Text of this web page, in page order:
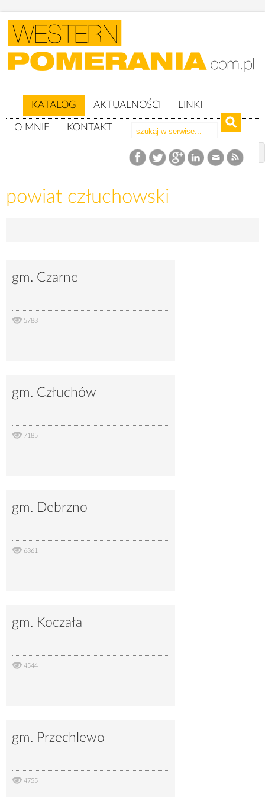
KATALOG AKTUALNOŚCI LINKI
O MNIE KONTAKT
Katalog woj. pomorskie
powiat człuchowski
gm. Czarne
5783
gm. Człuchów
7185
gm. Debrzno
6361
gm. Koczała
4544
gm. Przechlewo
4755